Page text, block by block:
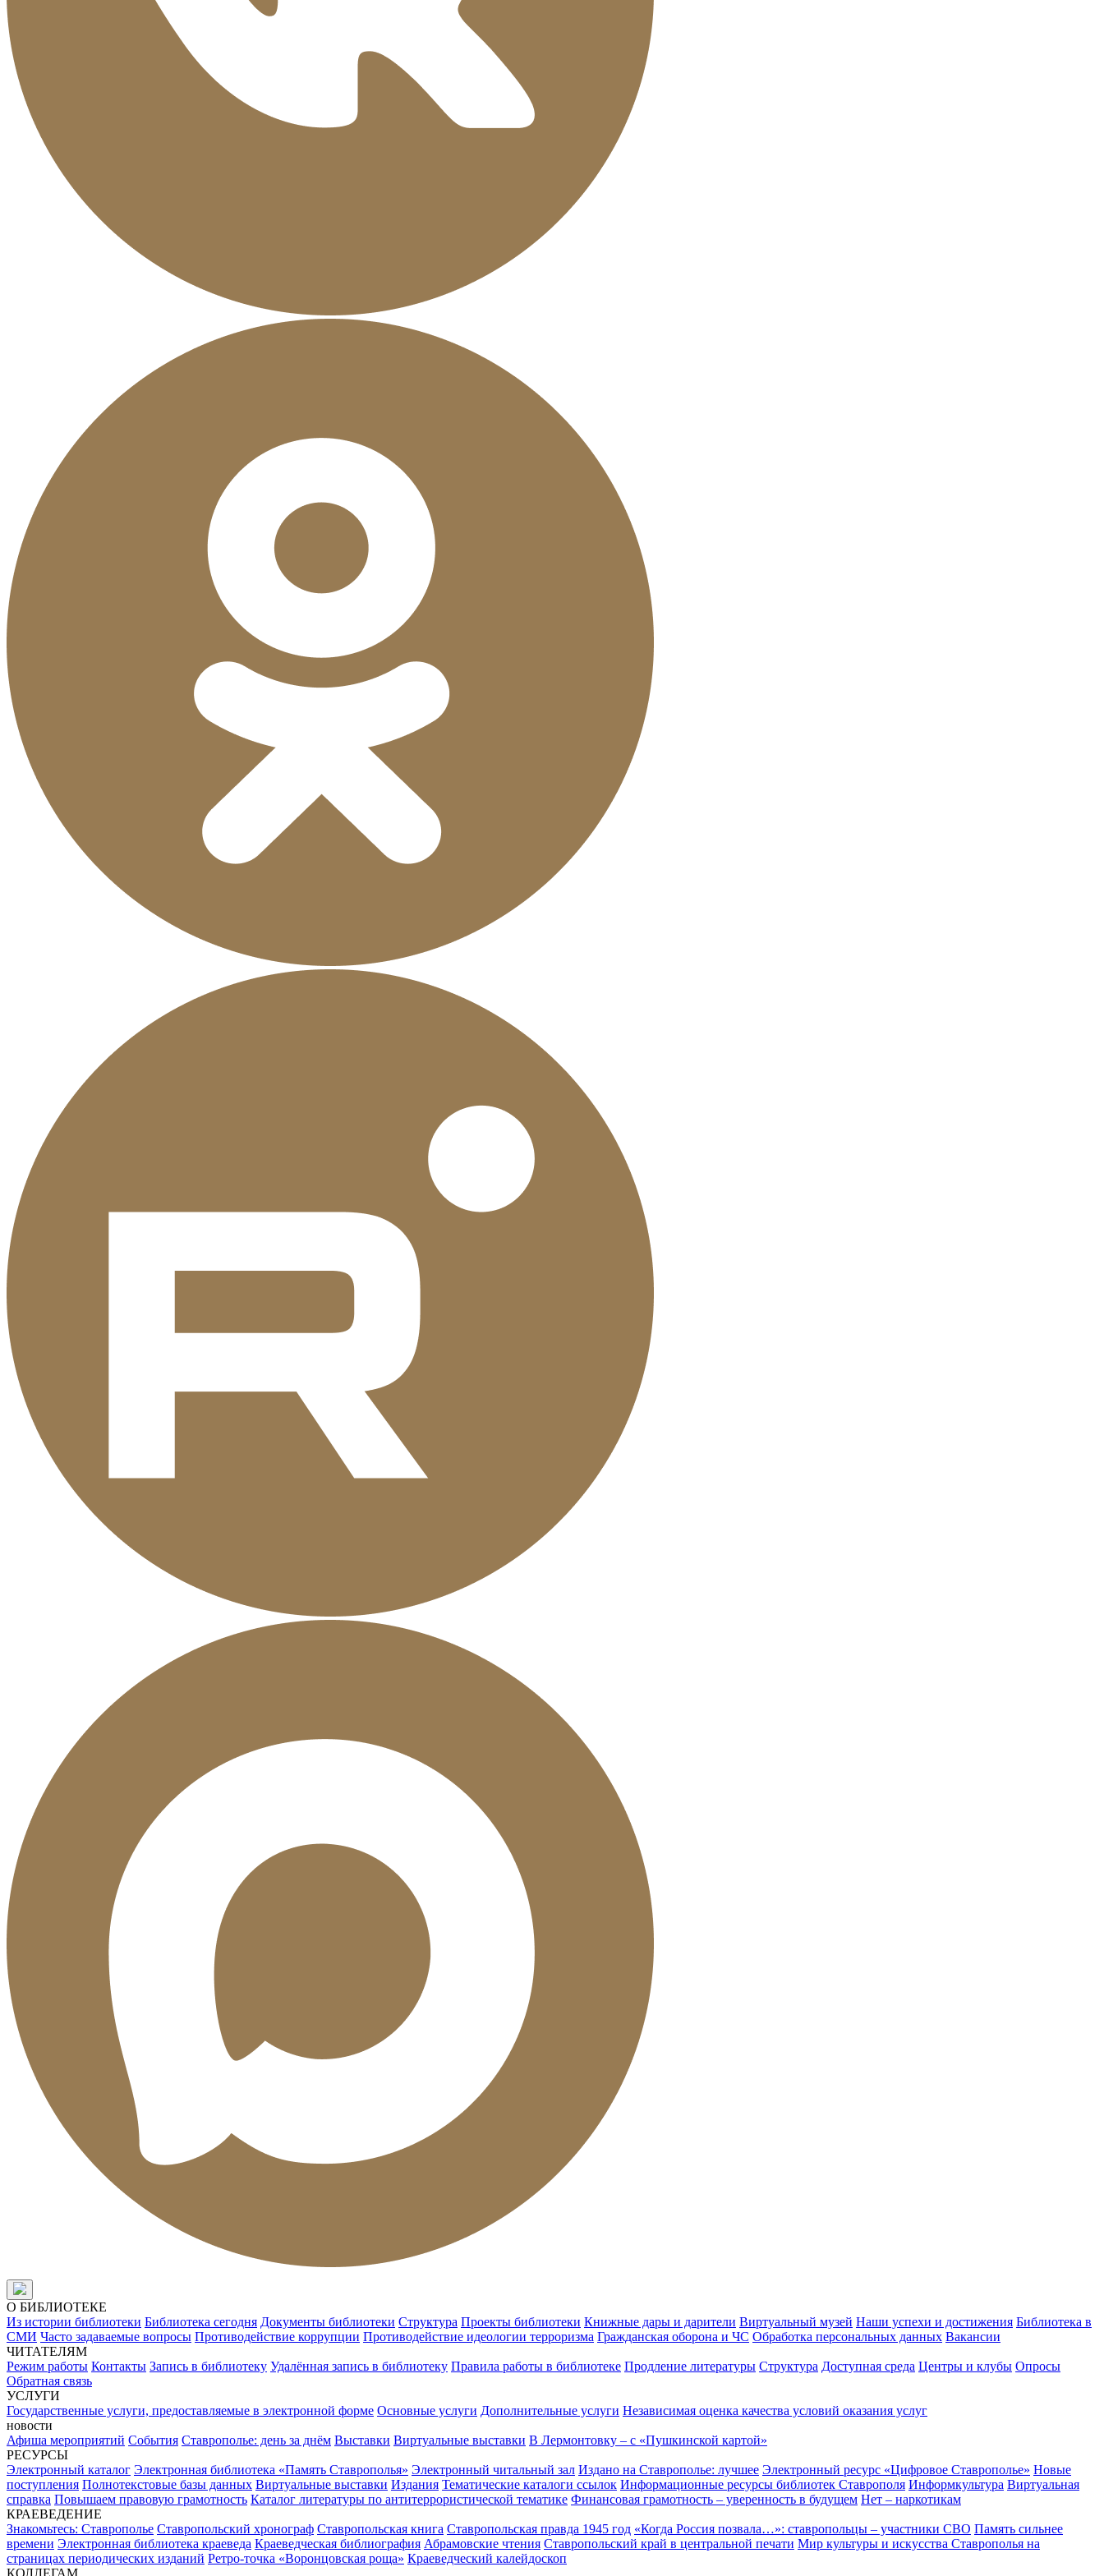
О БИБЛИОТЕКЕ
Из истории библиотеки Библиотека сегодня Документы библиотеки Структура Проекты библиотеки Книжные дары и дарители Виртуальный музей Наши успехи и достижения Библиотека в
СМИ Часто задаваемые вопросы Противодействие коррупции Противодействие идеологии терроризма Гражданская оборона и ЧС Обработка персональных данных Вакансии
ЧИТАТЕЛЯМ
Режим работы Контакты Запись в библиотеку Удалённая запись в библиотеку Правила работы в библиотеке Продление литературы Структура Доступная среда Центры и клубы Опросы
Обратная связь
УСЛУГИ
Государственные услуги, предоставляемые в электронной форме Основные услуги Дополнительные услуги Независимая оценка качества условий оказания услуг
новости
Афиша мероприятий События Ставрополье: день за днём Выставки Виртуальные выставки В Лермонтовку – с «Пушкинской картой»
РЕСУРСЫ
Электронный каталог Электронная библиотека «Память Ставрополья» Электронный читальный зал Издано на Ставрополье: лучшее Электронный ресурс «Цифровое Ставрополье» Новые
поступления Полнотекстовые базы данных Виртуальные выставки Издания Тематические каталоги ссылок Информационные ресурсы библиотек Ставрополя Информкультура Виртуальная
справка Повышаем правовую грамотность Каталог литературы по антитеррористической тематике Финансовая грамотность – уверенность в будущем Нет – наркотикам
КРАЕВЕДЕНИЕ
Знакомьтесь: Ставрополье Ставропольский хронограф Ставропольская книга Ставропольская правда 1945 год «Когда Россия позвала…»: ставропольцы – участники СВО Память сильнее
времени Электронная библиотека краеведа Краеведческая библиография Абрамовские чтения Ставропольский край в центральной печати Мир культуры и искусства Ставрополья на
страницах периодических изданий Ретро-точка «Воронцовская роща» Краеведческий калейдоскоп
КОЛЛЕГАМ